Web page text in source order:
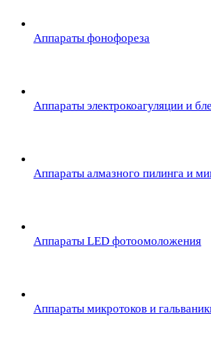
Аппараты фонофореза
Аппараты электрокоагуляции и
Аппараты алмазного пилинга и
Аппараты LED фотоомоложения
Аппараты микротоков и